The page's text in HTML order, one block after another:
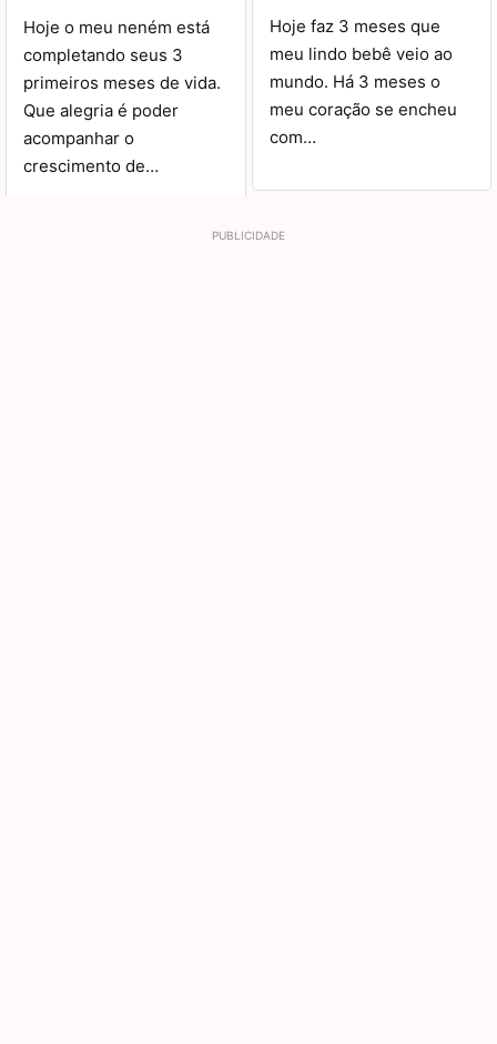
Hoje o meu neném está
completando seus 3
primeiros meses de vida.
Que alegria é poder
acompanhar o
crescimento de…
Hoje faz 3 meses que
meu lindo bebê veio ao
mundo. Há 3 meses o
meu coração se encheu
com…